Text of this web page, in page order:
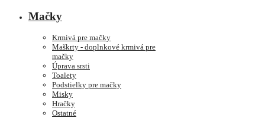
Mačky
Krmivá pre mačky
Maškrty - doplnkové krmivá pre
mačky
Úprava srsti
Toalety
Podstielky pre mačky
Misky
Hračky
Ostatné